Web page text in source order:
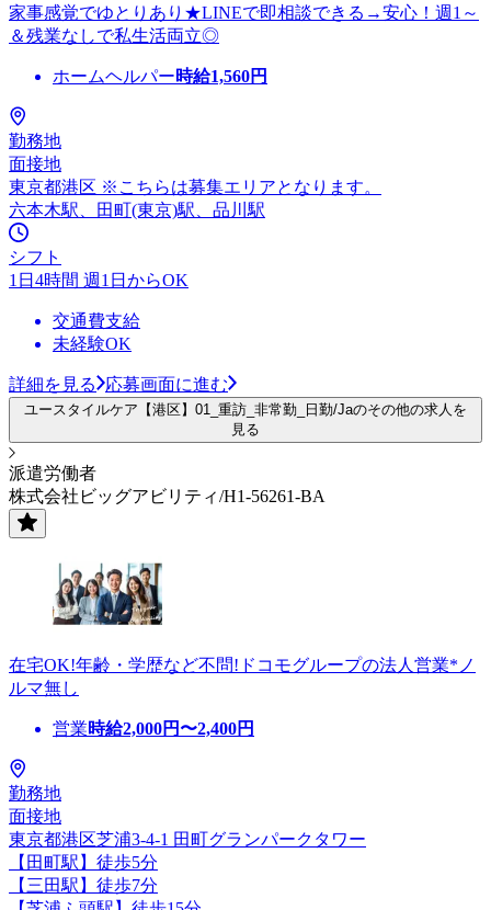
家事感覚でゆとりあり★LINEで即相談できる→安心！週1～
＆残業なしで私生活両立◎
ホームヘルパー時給1,560円
勤務地
面接地
東京都港区 ※こちらは募集エリアとなります。
六本木駅、田町(東京)駅、品川駅
シフト
1日4時間 週1日からOK
交通費支給
未経験OK
詳細を見る 応募画面に進む
ユースタイルケア【港区】01_重訪_非常勤_日勤/Jaのその他の求人を
見る
派遣労働者
株式会社ビッグアビリティ/H1-56261-BA
在宅OK!年齢・学歴など不問!ドコモグループの法人営業*ノ
ルマ無し
営業時給2,000円〜2,400円
勤務地
面接地
東京都港区芝浦3-4-1 田町グランパークタワー
【田町駅】徒歩5分
【三田駅】徒歩7分